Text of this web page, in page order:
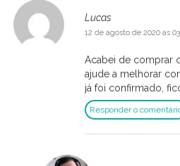
Lucas
12 de agosto de 2020 as
Acabei de comprar
ajude a melhorar
já foi confirmado,
Responder o